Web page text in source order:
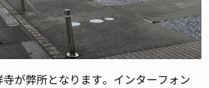
弊所となります。インターフォン